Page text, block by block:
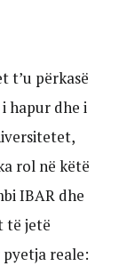
t’u përkasë
hapur dhe i
rol në këtë
IBAR dhe
të jetë
reale: